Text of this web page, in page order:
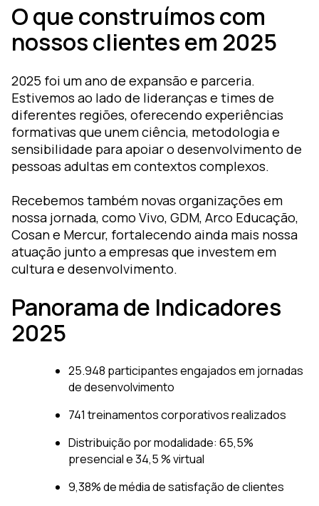
O que construímos com
nossos clientes em 2025
2025 foi um ano de expansão e parceria.
Estivemos ao lado de lideranças e times de
diferentes regiões, oferecendo experiências
formativas que unem ciência, metodologia e
sensibilidade para apoiar o desenvolvimento de
pessoas adultas em contextos complexos.
Recebemos também novas organizações em
nossa jornada, como Vivo, GDM, Arco Educação,
Cosan e Mercur, fortalecendo ainda mais nossa
atuação junto a empresas que investem em
cultura e desenvolvimento.
Panorama de Indicadores
2025
25.948 participantes engajados em jornadas
de desenvolvimento
741 treinamentos corporativos realizados
Distribuição por modalidade: 65,5%
presencial e 34,5 % virtual
9,38% de média de satisfação de clientes